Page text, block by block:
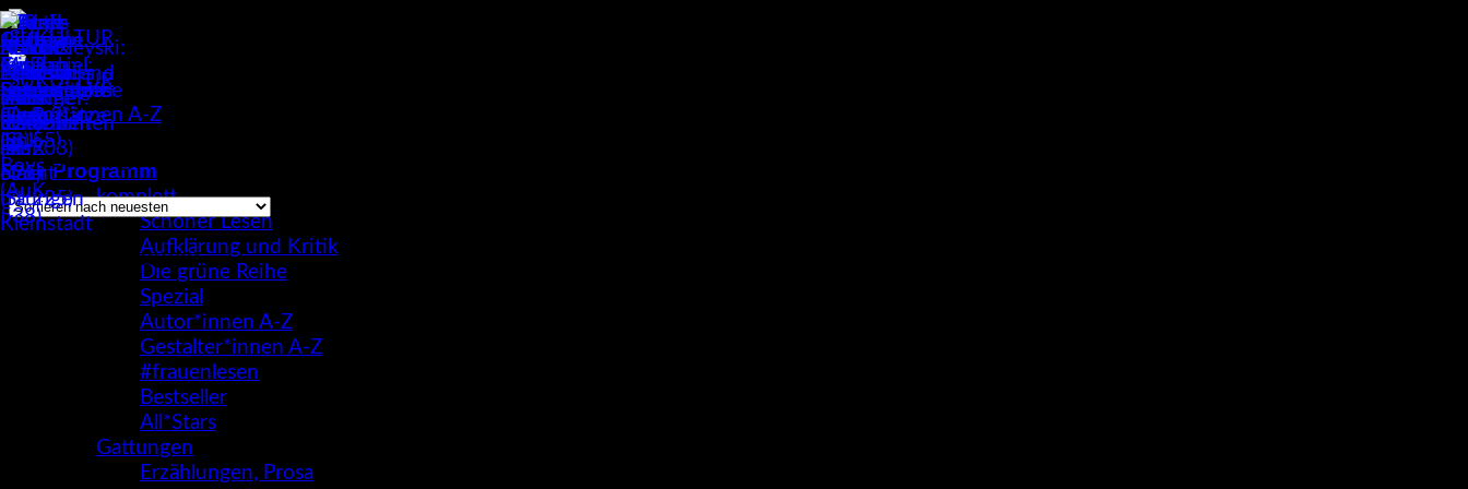
Zum
Inhalt
springen
Programm
komplett
Schöner Lesen
Aufklärung und Kritik
Die grüne Reihe
Spezial
Autor*innen A-Z
Gestalter*innen A-Z
#frauenlesen
Bestseller
All*Stars
Gattungen
Erzählungen, Prosa
Autor*innen A-Z
Einzelnes Ergebnis wird angezeigt
Franziska Hauser